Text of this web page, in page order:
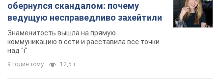
обернулся скандалом: почему
ведущую несправедливо захейтили
Знаменитость вышла на прямую
коммуникацию в сети и расставила все точки
над "i"
9 годин тому 12,5 т.